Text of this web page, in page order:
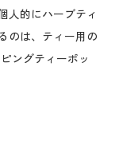
人的にハーブティ
のは、ティー用の
ングティーポッ